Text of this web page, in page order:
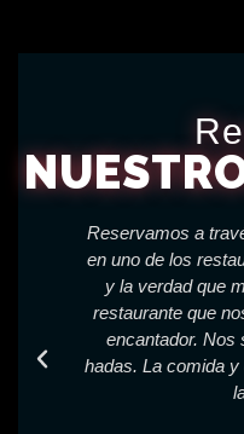
Reservamos a través
en uno de los
y la verdad que
restaurante que nos
encantador. Nos
hadas. La comida y el
las